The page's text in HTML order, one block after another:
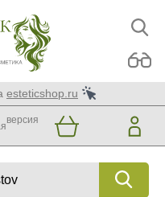
esteticshop.ru
версия